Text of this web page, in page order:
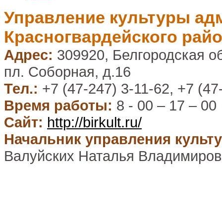
Управление культуры
Красногвардейского
Адрес: 309920, Белгородская
пл. Соборная, д.16
Тел.: +7 (47-247) 3-11-62, +7
Время работы: 8 - 00 – 17 – 00
Сайт: http://birkult.ru/
Начальник управления
Валуйских Наталья